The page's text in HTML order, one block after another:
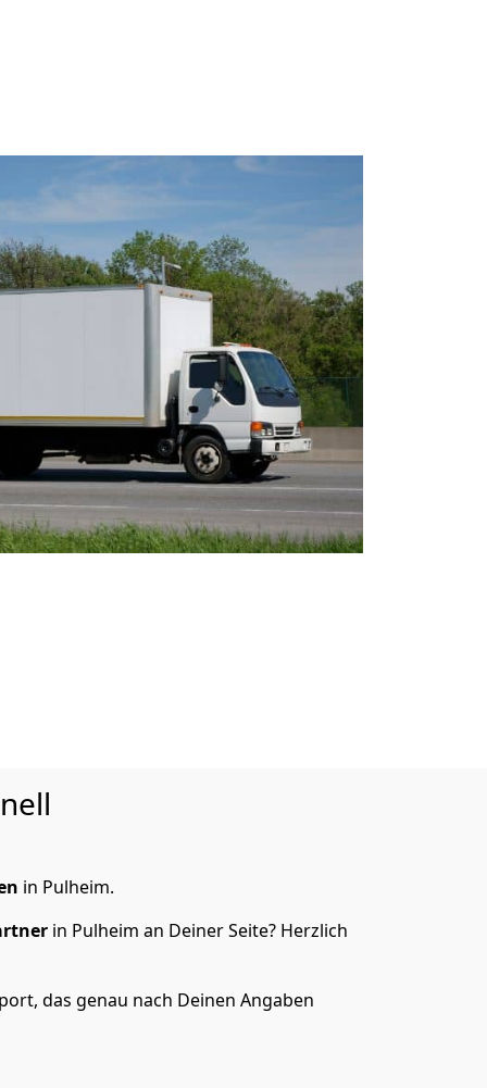
in Pulheim.
in Pulheim an Deiner Seite? Herzlich
das genau nach Deinen Angaben